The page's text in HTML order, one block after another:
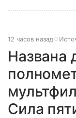
12 часов назад
Названа
Сила